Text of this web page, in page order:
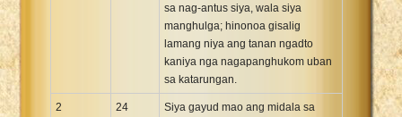
sa nag-antus siya, wala siya
manghulga; hinonoa gisalig
lamang niya ang tanan ngadto
kaniya nga nagapanghukom uban
sa katarungan.
2 24
Siya gayud mao ang midala sa